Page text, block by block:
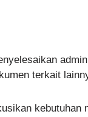
terkait